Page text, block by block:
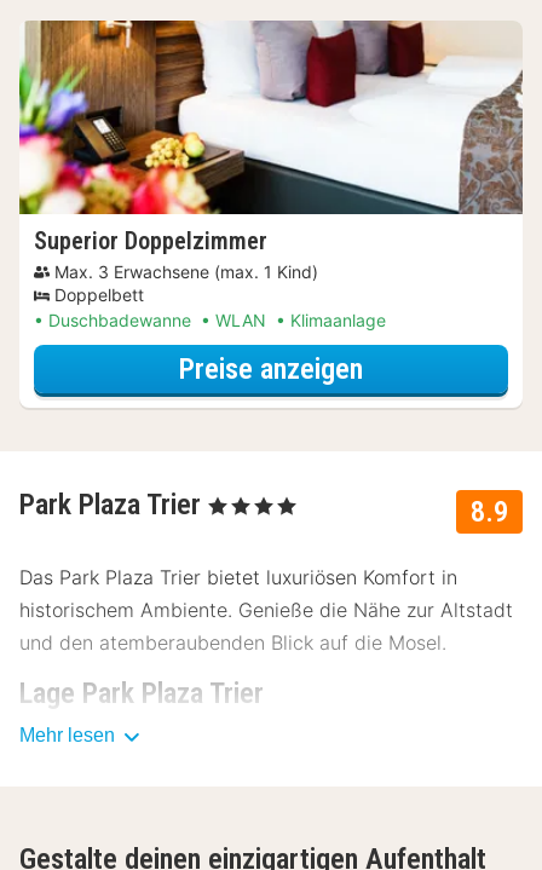
Superior Doppelzimmer
Max. 3 Erwachsene (max. 1 Kind)
Doppelbett
Duschbadewanne
WLAN Klimaanlage
Preise anzeigen
8.9
Park Plaza Trier , 4 Sterne
Das Park Plaza Trier bietet luxuriösen Komfort in
historischem Ambiente. Genieße die Nähe zur Altstadt
und den atemberaubenden Blick auf die Mosel.
Lage Park Plaza Trier
Das Park Plaza Trier liegt im Herzen von Trier, nur
Mehr lesen
Gestalte deinen einzigartigen Aufenthalt